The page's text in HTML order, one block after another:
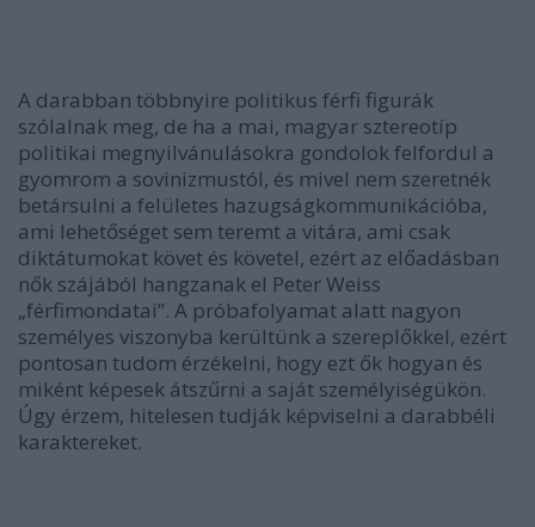
A darabban többnyire politikus férfi figurák
szólalnak meg, de ha a mai, magyar sztereotíp
politikai megnyilvánulásokra gondolok felfordul a
gyomrom a sovinizmustól, és mivel nem szeretnék
betársulni a felületes hazugságkommunikációba,
ami lehetőséget sem teremt a vitára, ami csak
diktátumokat követ és követel, ezért az előadásban
nők szájából hangzanak el Peter Weiss
„férfimondatai”. A próbafolyamat alatt nagyon
személyes viszonyba kerültünk a szereplőkkel, ezért
pontosan tudom érzékelni, hogy ezt ők hogyan és
miként képesek átszűrni a saját személyiségükön.
Úgy érzem, hitelesen tudják képviselni a darabbéli
karaktereket.